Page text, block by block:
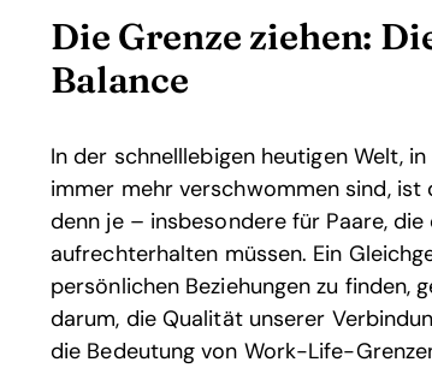
Die Grenze ziehen:
Balance
In der schnelllebigen heutigen Welt,
immer mehr verschwommen sind,
denn je – insbesondere für Paare,
aufrechterhalten müssen. Ein
persönlichen Beziehungen zu
darum, die Qualität unserer
die Bedeutung von Work-Life-